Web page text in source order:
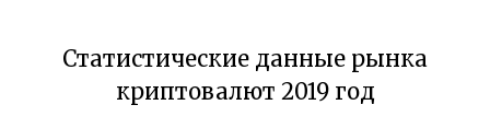
Статистические данные рынка
криптовалют 2019 год